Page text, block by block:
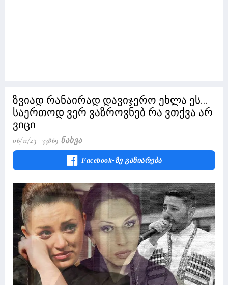
ზვიად რანაირად დავიჯერო ეხლა ეს...
საერთოდ ვერ ვაზროვნებ რა ვთქვა არ
ვიცი
06/11/23 33869 Ნახვა
Facebook-Ზე Გაზიარება